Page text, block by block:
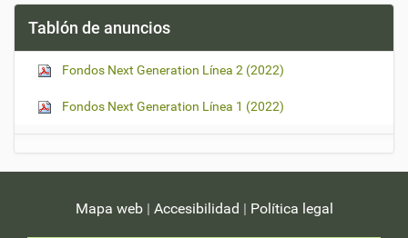
i
Tablón de anuncios
Fondos Next Generation Línea 2 (2022)
Fondos Next Generation Línea 1 (2022)
Mapa web| Accesibilidad | Política legal